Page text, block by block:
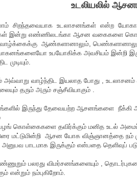
உடலியலில்
சிறந்தவையாக உடலாசனங்கள் என்ற
இன்று எண்ணிலடங்கா ஆசன வகைகளை
ஆண்களானாலும், பெண்களானாலும்
உபயோகிக்க அவசியம் இன்றி
முடியும்.
வாழ்ந்திட இயலாத போது ,
தரும் அரும் சஞ்சீவியாகும் .
இருந்து தேவையற்ற ஆசனங்களை நீக்கி
கொள்கைகளை தவிர்க்கும் மனித உடல்
மட்டுமின்றி ஆசன யோக விஞ்ஞானத்தை
அனுபவ பாடமாக இருக்கும் என்பதை தெளிவுப்
பலரது விமர்சனங்களையும் ,
என்றும் நம்புகிறோம்.